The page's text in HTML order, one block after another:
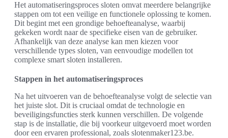
Het automatiseringsproces sloten omvat meerdere belangrijke
stappen om tot een veilige en functionele oplossing te komen.
Dit begint met een grondige behoefteanalyse, waarbij
gekeken wordt naar de specifieke eisen van de gebruiker.
Afhankelijk van deze analyse kan men kiezen voor
verschillende types sloten, van eenvoudige modellen tot
complexe smart sloten installeren.
Stappen in het automatiseringsproces
Na het uitvoeren van de behoefteanalyse volgt de selectie van
het juiste slot. Dit is cruciaal omdat de technologie en
beveiligingsfuncties sterk kunnen verschillen. De volgende
stap is de installatie, die bij voorkeur uitgevoerd moet worden
door een ervaren professional, zoals slotenmaker123.be.